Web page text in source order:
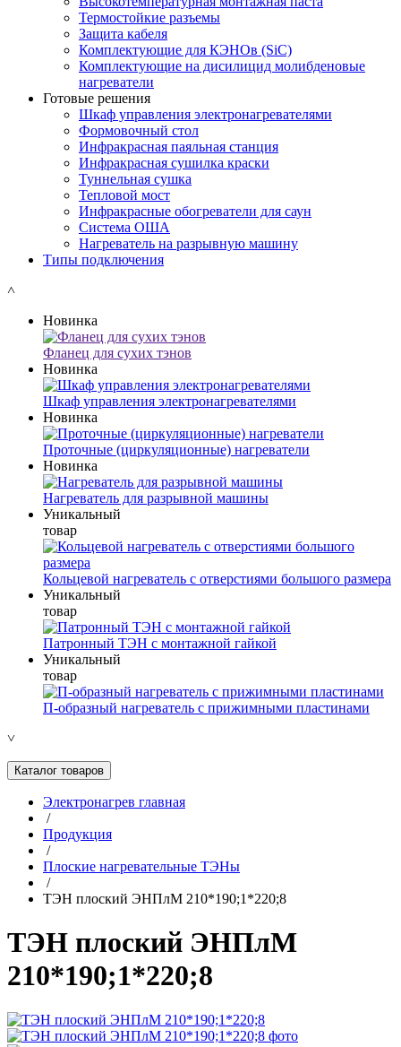
Термостойкие разъемы
Защита кабеля
Комплектующие для КЭНОв (SiC)
Комплектующие на дисилицид молибденовые
нагреватели
Готовые решения
Шкаф управления электронагревателями
Формовочный стол
Инфракрасная паяльная станция
Инфракрасная сушилка краски
Туннельная сушка
Тепловой мост
Инфракрасные обогреватели для саун
Система ОША
Нагреватель на разрывную машину
Типы подключения
˄
Новинка
Фланец для сухих тэнов
Новинка
Шкаф управления электронагревателями
Новинка
Проточные (циркуляционные) нагреватели
Новинка
Нагреватель для разрывной машины
Уникальный
товар
Кольцевой нагреватель с отверстиями большого размера
Уникальный
товар
Патронный ТЭН с монтажной гайкой
Уникальный
товар
П-образный нагреватель с прижимными пластинами
˅
Каталог товаров
Электронагрев главная
/
Продукция
/
Плоские нагревательные ТЭНы
/
ТЭН плоский ЭНПлМ 210*190;1*220;8
ТЭН плоский ЭНПлМ
210*190;1*220;8